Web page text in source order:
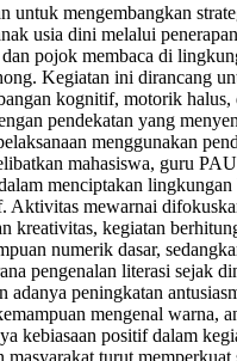
untuk mengembangkan
usia dini melalui
pojok membaca di
Kegiatan ini dirancang
kognitif, motorik halus,
pendekatan yang
menggunakan
mahasiswa, guru
menciptakan
Aktivitas mewarnai
kreativitas, kegiatan
numerik dasar,
pengenalan literasi sejak
adanya peningkatan
mengenal warna,
kebiasaan positif dalam
masyarakat turut memperkuat